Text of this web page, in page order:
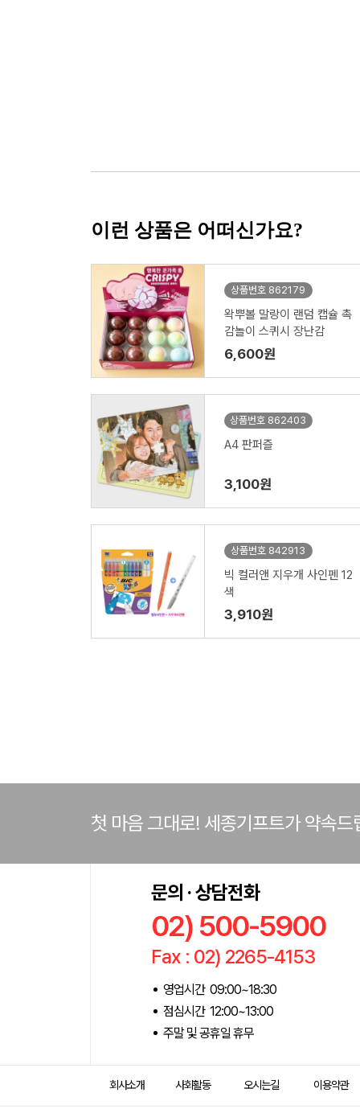
이런 상품은 어떠신가요?
상품번호 862179
왁뿌볼 말랑이 랜덤 캡슐 촉
감놀이 스퀴시 장난감
6,600원
상품번호 862403
A4 판퍼즐
3,100원
상품번호 842913
빅 컬러앤 지우개 사인펜 12
색
3,910원
첫 마음 그대로! 세종기프트가 약속드
문의 · 상담전화
02) 500-5900
Fax : 02) 2265-4153
영업시간 09:00~18:30
점심시간 12:00~13:00
주말 및 공휴일 휴무
회사소개 사회활동 오시는길 이용약관